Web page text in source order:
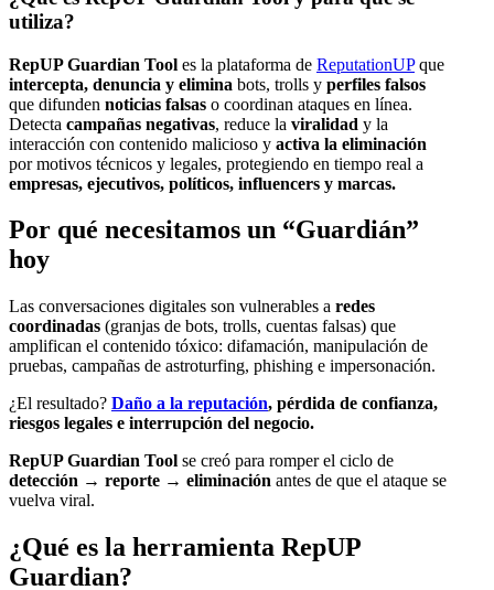
utiliza?
RepUP Guardian Tool es la plataforma de ReputationUPque
intercepta, denuncia y elimina bots, trolls y perfiles falsos
que difunden noticias falsas o coordinan ataques en línea.
Detecta campañas negativas, reduce la viralidad y la
interacción con contenido malicioso y activa la eliminación
por motivos técnicos y legales, protegiendo en tiempo real a
empresas, ejecutivos, políticos, influencers y marcas.
Por qué necesitamos un “Guardián”
hoy
Las conversaciones digitales son vulnerables a redes
coordinadas (granjas de bots, trolls, cuentas falsas) que
amplifican el contenido tóxico: difamación, manipulación de
pruebas, campañas de astroturfing, phishing e impersonación.
¿El resultado? Daño a la reputación, pérdida de confianza,
riesgos legales e interrupción del negocio.
RepUP Guardian Tool se creó para romper el ciclo de
detección → reporte → eliminación antes de que el ataque se
vuelva viral.
¿Qué es la herramienta RepUP
Guardian?